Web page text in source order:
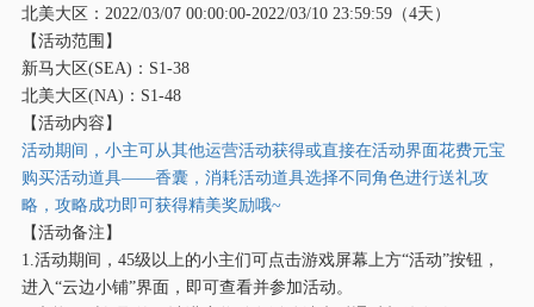
北美大区： 2022/03/07 00:00:00-2022/03/10 23:59:59（4天）
【活动范围】
新马大区(SEA)：S1-38
北美大区(NA)：S1-48
【活动内容】
活动期间，小主可从其他运营活动获得或直接在活动界面花费元宝
购买活动道具——香囊，消耗活动道具选择不同角色进行送礼攻
略，攻略成功即可获得精美奖励哦~
【活动备注】
1.活动期间，45级以上的小主们可点击游戏屏幕上方“活动”按钮，
进入“云边小铺”界面，即可查看并参加活动。